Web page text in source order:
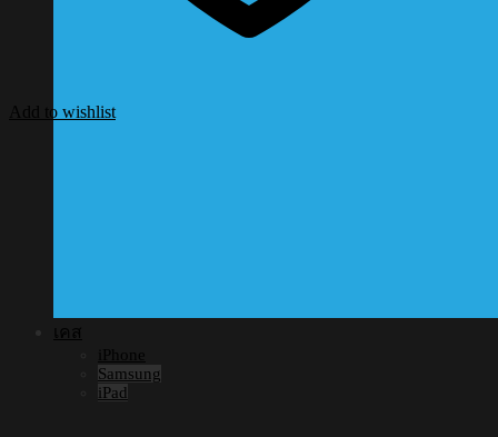
เคส
iPhone
Samsung
iPad
Add to wishlist